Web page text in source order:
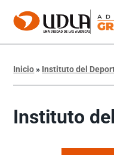
Inicio» Instituto del
Instituto